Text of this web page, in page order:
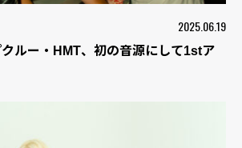
2025.06.19
ルー・HMT、初の音源にして1stア